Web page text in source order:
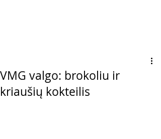
VMG valgo: brokoliu ir
kriaušių kokteilis